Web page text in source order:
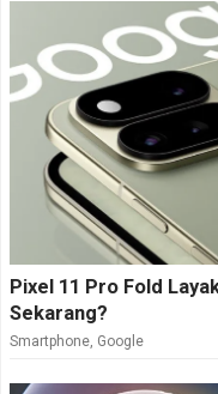
Pixel 11 Pro Fold
Sekarang?
Smartphone, Google